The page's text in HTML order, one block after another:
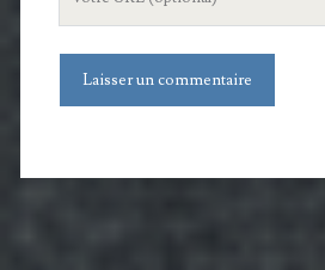
site